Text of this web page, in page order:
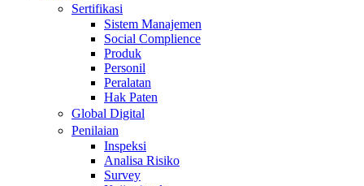
Sertifikasi
Sistem Manajemen
Social Complience
Produk
Personil
Peralatan
Hak Paten
Global Digital
Penilaian
Inspeksi
Analisa Risiko
Survey